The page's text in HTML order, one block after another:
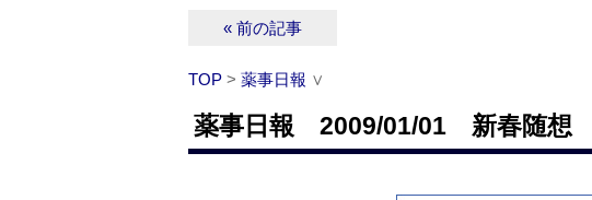
« 前の記事
TOP > 薬事日報 ∨
薬事日報 2009/01/01 新春随想